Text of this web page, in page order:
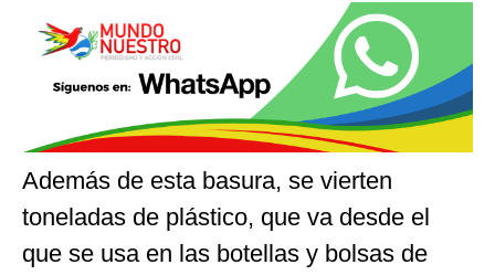
Además de esta basura, se vierten
toneladas de plástico, que va desde el
que se usa en las botellas y bolsas de